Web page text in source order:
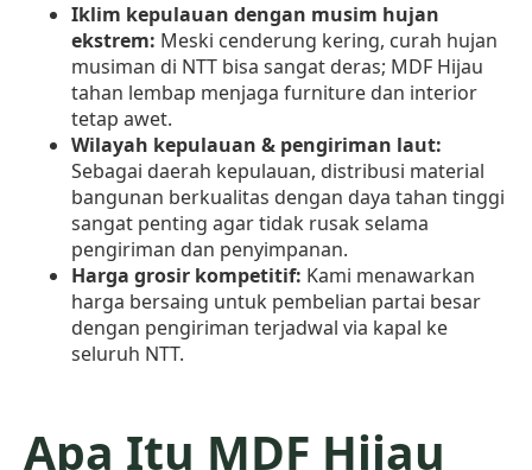
Iklim kepulauan dengan musim hujan
ekstrem: Meski cenderung kering, curah hujan
musiman di NTT bisa sangat deras; MDF Hijau
tahan lembap menjaga furniture dan interior
tetap awet.
Wilayah kepulauan & pengiriman laut:
Sebagai daerah kepulauan, distribusi material
bangunan berkualitas dengan daya tahan tinggi
sangat penting agar tidak rusak selama
pengiriman dan penyimpanan.
Harga grosir kompetitif: Kami menawarkan
harga bersaing untuk pembelian partai besar
dengan pengiriman terjadwal via kapal ke
seluruh NTT.
Apa Itu MDF Hijau